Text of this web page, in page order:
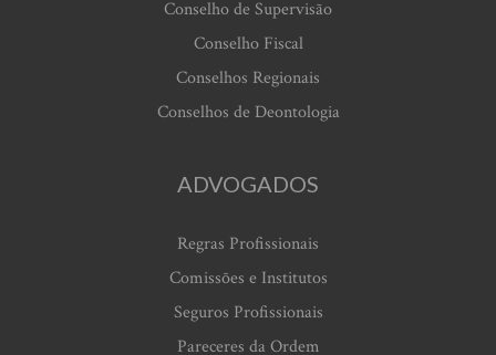
Conselho de Supervisão
Conselho Fiscal
Conselhos Regionais
Conselhos de Deontologia
ADVOGADOS
Regras Profissionais
Comissões e Institutos
Seguros Profissionais
Pareceres da Ordem